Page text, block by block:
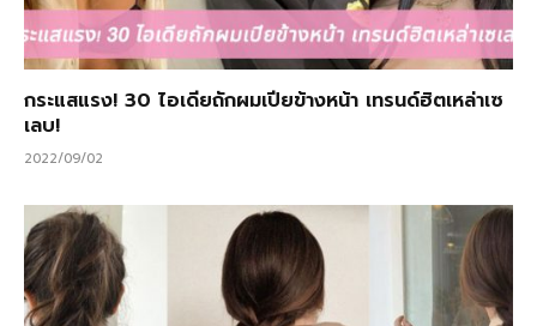
กระแสแรง! 30 ไอเดียถักผมเปียข้างหน้า เทรนด์ฮิตเหล่าเซ
เลบ!
2022/09/02